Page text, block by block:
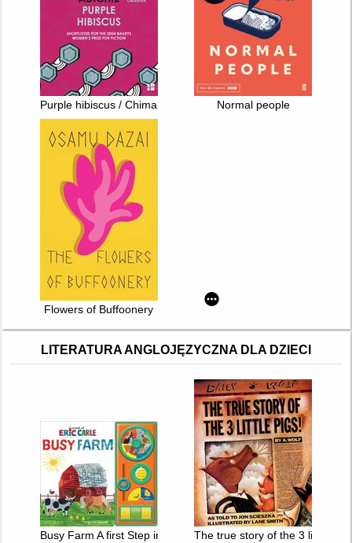
Purple hibiscus / Chimamanda Ngozi Adichie
Normal people
Flowers of Buffoonery
LITERATURA ANGLOJĘZYCZNA DLA DZIECI
Busy Farm A first Step into STEMThe true story of the 3 little